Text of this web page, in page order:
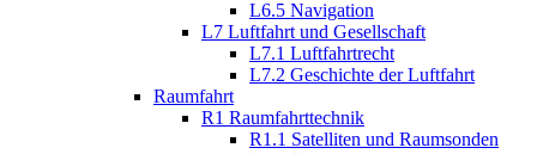
L6.5 Navigation
L7 Luftfahrt und Gesellschaft
L7.1 Luftfahrtrecht
L7.2 Geschichte der Luftfahrt
Raumfahrt
R1 Raumfahrttechnik
R1.1 Satelliten und Raumsonden